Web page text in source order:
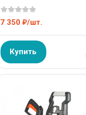
7 350 ₽/шт.
Купить